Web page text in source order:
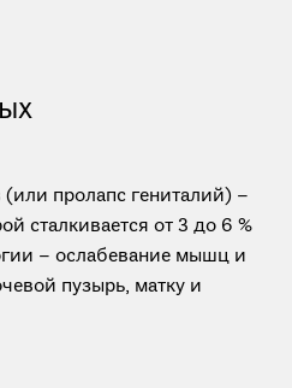
пролапс гениталий) –
сталкивается от 3 до 6 %
– ослабевание мышц и